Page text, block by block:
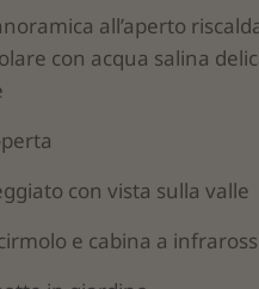
all’aperto
con acqua salina
con vista sulla valle
e cabina a